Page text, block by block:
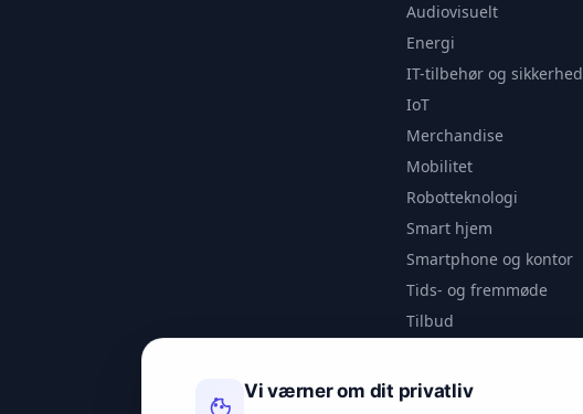
Audiovisuelt
Energi
IT-tilbehør og sikkerhed
IoT
Merchandise
Mobilitet
Robotteknologi
Smart hjem
Smartphone og kontor
Tids- og fremmøde
Tilbud
Videoanalyse
Vi værner om dit privatliv